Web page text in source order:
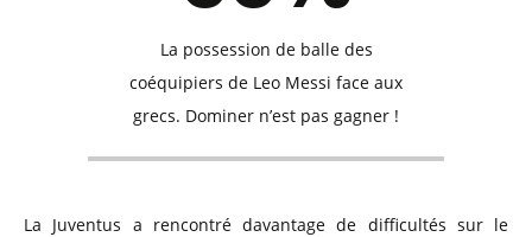
La possession de balle des
coéquipiers de Leo Messi face aux
grecs. Dominer n’est pas gagner !
La Juventus a rencontré davantage de difficultés sur le